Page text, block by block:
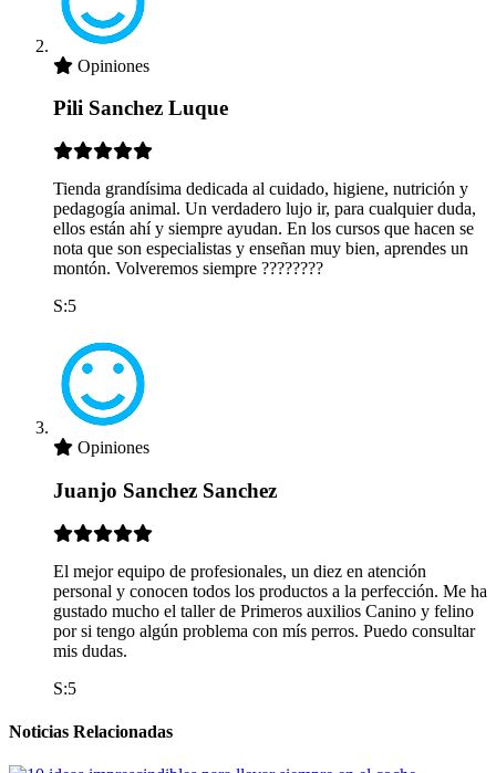
Opiniones
Pili Sanchez Luque
Tienda grandísima dedicada al cuidado, higiene, nutrición y
pedagogía animal. Un verdadero lujo ir, para cualquier duda,
ellos están ahí y siempre ayudan. En los cursos que hacen se
nota que son especialistas y enseñan muy bien, aprendes un
montón. Volveremos siempre ????????
S:5
Opiniones
Juanjo Sanchez Sanchez
El mejor equipo de profesionales, un diez en atención
personal y conocen todos los productos a la perfección. Me ha
gustado mucho el taller de Primeros auxilios Canino y felino
por si tengo algún problema con mís perros. Puedo consultar
mis dudas.
S:5
Noticias Relacionadas